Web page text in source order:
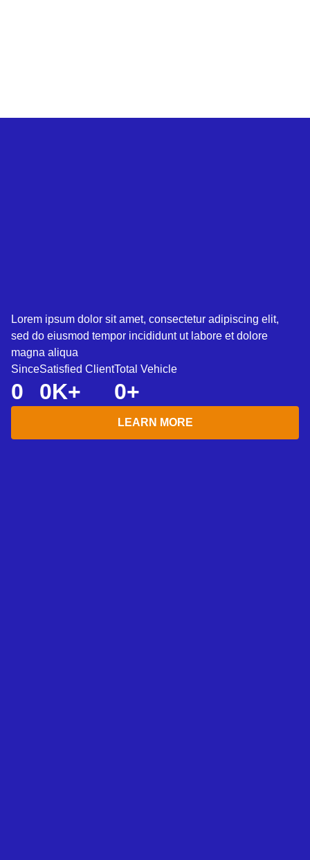
Lorem ipsum dolor sit amet, consectetur adipiscing elit,
sed do eiusmod tempor incididunt ut labore et dolore
magna aliqua
Since
0
Satisfied Client
0K+
Total Vehicle
0+
LEARN MORE